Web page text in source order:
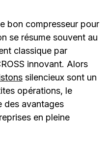
bon compresseur pour
se résume souvent au
classique par
innovant. Alors
silencieux sont un
opérations, le
des avantages
en pleine